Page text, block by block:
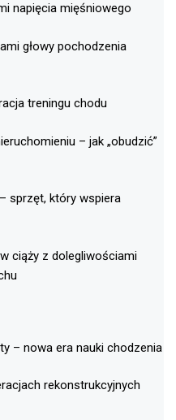
napięcia mięśniowego
głowy pochodzenia
treningu chodu
– jak „obudzić”
sprzęt, który wspiera
ciąży z dolegliwościami
– nowa era nauki chodzenia
rekonstrukcyjnych